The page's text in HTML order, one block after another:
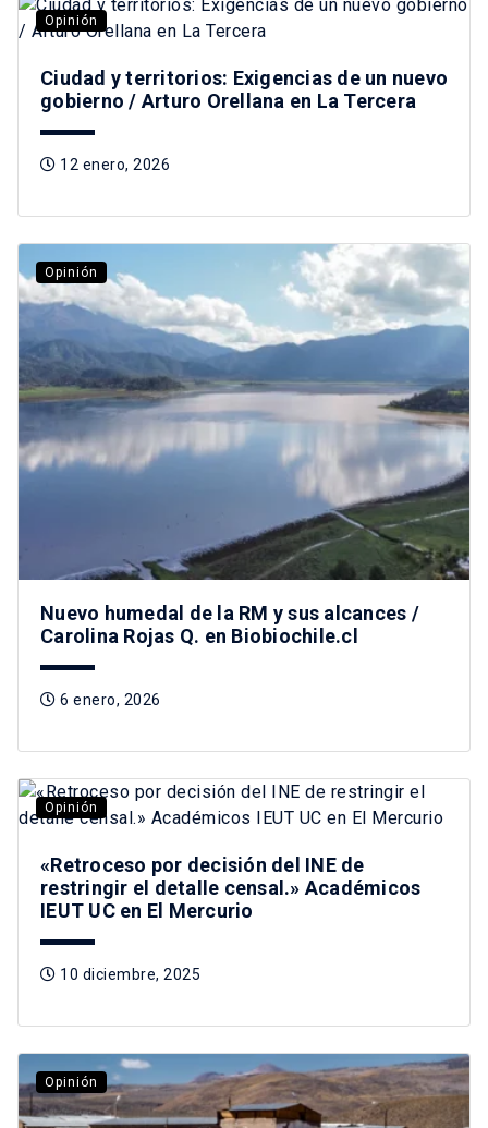
Opinión
Ciudad y territorios: Exigencias de un nuevo
gobierno / Arturo Orellana en La Tercera
12 enero, 2026
Opinión
Nuevo humedal de la RM y sus alcances /
Carolina Rojas Q. en Biobiochile.cl
6 enero, 2026
Opinión
«Retroceso por decisión del INE de
restringir el detalle censal.» Académicos
IEUT UC en El Mercurio
10 diciembre, 2025
Opinión